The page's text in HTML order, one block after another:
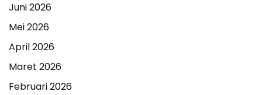
Juni 2026
Mei 2026
April 2026
Maret 2026
Februari 2026